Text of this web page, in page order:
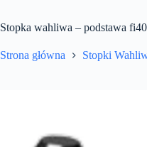
Stopka wahliwa – podstawa
Strona główna Stopki